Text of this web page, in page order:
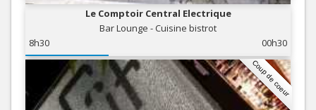
Le Comptoir Central Electrique
Bar Lounge - Cuisine bistrot
8h30
00h30
Coup de coeur